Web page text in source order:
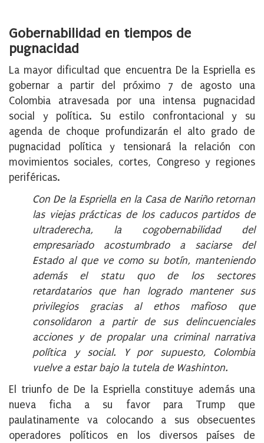
Gobernabilidad en tiempos de
pugnacidad
La mayor dificultad que encuentra De la Espriella es
gobernar a partir del próximo 7 de agosto una
Colombia atravesada por una intensa pugnacidad
social y política. Su estilo confrontacional y su
agenda de choque profundizarán el alto grado de
pugnacidad política y tensionará la relación con
movimientos sociales, cortes, Congreso y regiones
periféricas.
Con De la Espriella en la Casa de Nariño retornan
las viejas prácticas de los caducos partidos de
ultraderecha, la cogobernabilidad del
empresariado acostumbrado a saciarse del
Estado al que ve como su botín, manteniendo
además el statu quo de los sectores
retardatarios que han logrado mantener sus
privilegios gracias al ethos mafioso que
consolidaron a partir de sus delincuenciales
acciones y de propalar una criminal narrativa
política y social. Y por supuesto, Colombia
vuelve a estar bajo la tutela de Washinton.
El triunfo de De la Espriella constituye además una
nueva ficha a su favor para Trump que
paulatinamente va colocando a sus obsecuentes
operadores políticos en los diversos países de